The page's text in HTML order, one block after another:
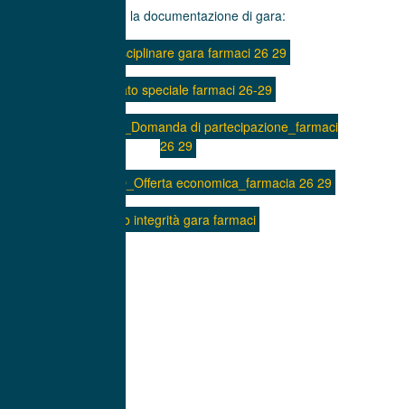
Di seguito la documentazione di gara:
01_BS disciplinare gara farmaci 26 29
capitolato speciale farmaci 26-29
02_BS MODELLO_Domanda di partecipazione_farmaci
26 29
03_BS MODELLO_Offerta economica_farmacia 26 29
Patto integrità gara farmaci